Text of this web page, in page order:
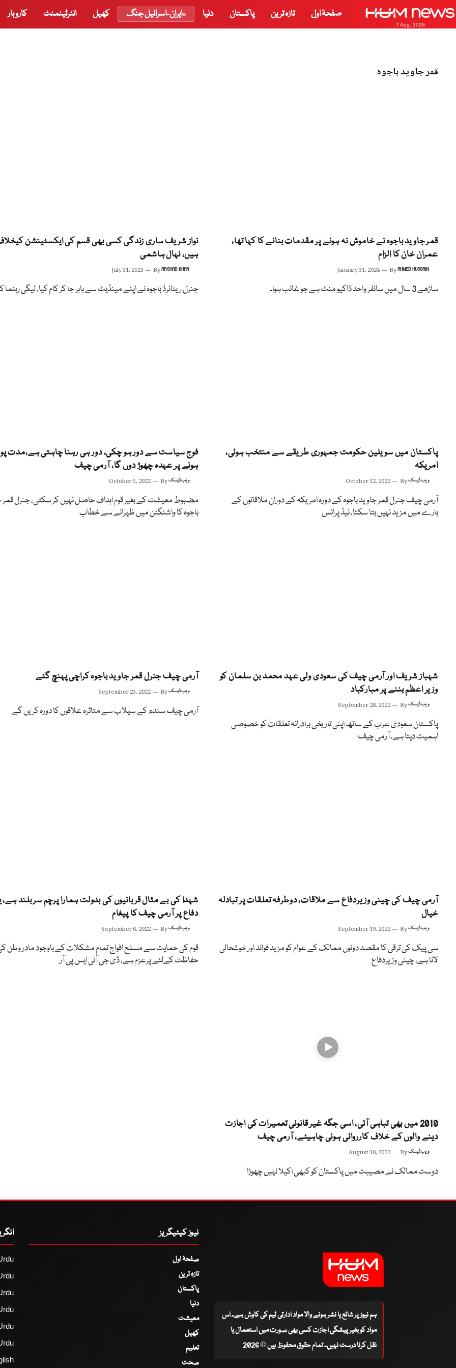
7 Aug, 2026
صفحۂ اول تازہ ترین پاکستان دنیا ایران-اسرائیل جنگ کھیل انٹرٹینمنٹ کاروبار
قمر جاوید باجوہ
قمر جاوید باجوہ نے خاموش نہ ہونے پر مقدمات بنانے کا کہا تھا،
عمران خان کا الزام
January 31, 2024 ByAHMED HUSSAIN
ساڑھے 3 سال میں سائفر واحد ڈاکیو منٹ ہے جو غائب ہوا۔
نواز شریف ساری زندگی کسی بھی قسم کی ایکسٹینشن
ہیں، نہال ہاشمی
July 31, 2023 ByARSHAD KHAN
جنرل ریٹائرڈ باجوہ نے اپنے مینڈیٹ سے باہر جا کر کام کیا، لیگی
پاکستان میں سویلین حکومت جمہوری طریقے سے منتخب ہوئی،
امریکہ
October 12, 2022 Byویب ڈیسک
آرمی چیف جنرل قمر جاوید باجوہ کے دورہ امریکہ کے دوران ملاقاتوں کے
بارے میں مزید نہیں بتا سکتا، نیڈ پرائس
فوج سیاست سے دور ہو چکی، دور ہی رہنا چاہتی ہے،مدت
ہونے پر عہدہ چھوڑ دوں گا، آرمی چیف
October 5, 2022 Byویب ڈیسک
مضبوط معیشت کے بغیر قوم اہداف حاصل نہیں کر سکتی، جنرل قمر
باجوہ کا واشنگٹن میں ظہرانے سے خطاب
شہباز شریف اور آرمی چیف کی سعودی ولی عہد محمد بن سلمان کو
وزیر اعظم بننے پر مبارکباد
September 28, 2022 Byویب ڈیسک
پاکستان سعودی عرب کے ساتھ اپنی تاریخی برادرانہ تعلقات کو خصوصی
اہمیت دیتا ہے، آرمی چیف
آرمی چیف جنرل قمر جاوید باجوہ کراچی پہنچ گئے
September 23, 2022 Byویب ڈیسک
آرمی چیف سندھ کے سیلاب سے متاثرہ علاقوں کا دورہ کریں گے
آرمی چیف کی چینی وزیردفاع سے ملاقات، دوطرفہ تعلقات پر تبادلہ
خیال
September 19, 2022 Byویب ڈیسک
سی پیک کی ترقی کا مقصد دونوں ممالک کے عوام کو مزید فوائد اور خوشحالی
لانا ہے، چینی وزیردفاع
شہدا کی بے مثال قربانیوں کی بدولت ہمارا پرچم سربلند ہے،
دفاع پر آرمی چیف کا پیغام
September 6, 2022 Byویب ڈیسک
قوم کی حمایت سے مسلح افواج تمام مشکلات کے باوجود مادر وطن
حفاظت کےلئے پرعزم ہے، ڈی جی آئی ایس پی آر
2010 میں بھی تباہی آئی، اسی جگہ غیر قانونی تعمیرات کی اجازت
دینے والوں کے خلاف کارروائی ہونی چاہیئے، آرمی چیف
August 30, 2022 Byویب ڈیسک
دوست ممالک نے مصیبت میں پاکستان کو کبھی اکیلا نہیں چھوڑا
ہم نیوز پر شائع یا نشر ہونے والا مواد ادارتی ٹیم کی کاوش ہے۔ اس
مواد کو بغیر پیشگی اجازت کسی بھی صورت میں استعمال یا
نقل کرنا درست نہیں۔ تمام حقوق محفوظ ہیں © 2026
نیوز کیٹیگریز
صفحۂ اول
تازہ ترین
پاکستان
دنیا
معیشت
کھیل
تعلیم
صحت